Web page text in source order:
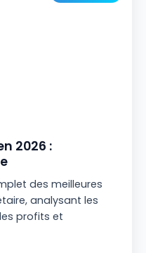
2026 :
des meilleures
analysant les
profits et